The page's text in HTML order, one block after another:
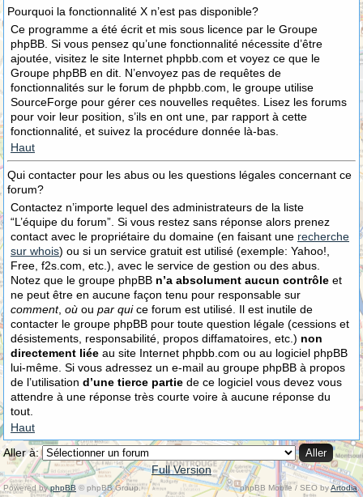
Pourquoi la fonctionnalité X n’est pas disponible?
Ce programme a été écrit et mis sous licence par le Groupe
phpBB. Si vous pensez qu’une fonctionnalité nécessite d’être
ajoutée, visitez le site Internet phpbb.com et voyez ce que le
Groupe phpBB en dit. N’envoyez pas de requêtes de
fonctionnalités sur le forum de phpbb.com, le groupe utilise
SourceForge pour gérer ces nouvelles requêtes. Lisez les forums
pour voir leur position, s’ils en ont une, par rapport à cette
fonctionnalité, et suivez la procédure donnée là-bas.
Haut
Qui contacter pour les abus ou les questions légales concernant ce
forum?
Contactez n’importe lequel des administrateurs de la liste
“L’équipe du forum”. Si vous restez sans réponse alors prenez
contact avec le propriétaire du domaine (en faisant une recherche
sur whois) ou si un service gratuit est utilisé (exemple: Yahoo!,
Free, f2s.com, etc.), avec le service de gestion ou des abus.
Notez que le groupe phpBB n’a absolument aucun contrôle et
ne peut être en aucune façon tenu pour responsable sur
comment, où ou par quice forum est utilisé. Il est inutile de
contacter le groupe phpBB pour toute question légale (cessions et
désistements, responsabilité, propos diffamatoires, etc.) non
directement liée au site Internet phpbb.com ou au logiciel phpBB
lui-même. Si vous adressez un e-mail au groupe phpBB à propos
de l’utilisation d’une tierce partie de ce logiciel vous devez vous
attendre à une réponse très courte voire à aucune réponse du
tout.
Haut
Aller à:
Full Version
Powered byphpBB © phpBB Group. phpBB Mobile / SEO byArtodia.